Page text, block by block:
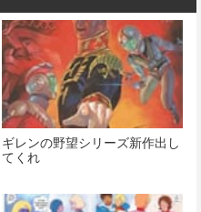
ギレンの野望シリーズ新作出し
てくれ